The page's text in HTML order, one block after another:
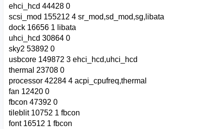
ehci_hcd 44428 0
scsi_mod 155212 4 sr_mod,sd_mod,sg,libata
dock 16656 1 libata
uhci_hcd 30864 0
sky2 53892 0
usbcore 149872 3 ehci_hcd,uhci_hcd
thermal 23708 0
processor 42284 4 acpi_cpufreq,thermal
fan 12420 0
fbcon 47392 0
tileblit 10752 1 fbcon
font 16512 1 fbcon